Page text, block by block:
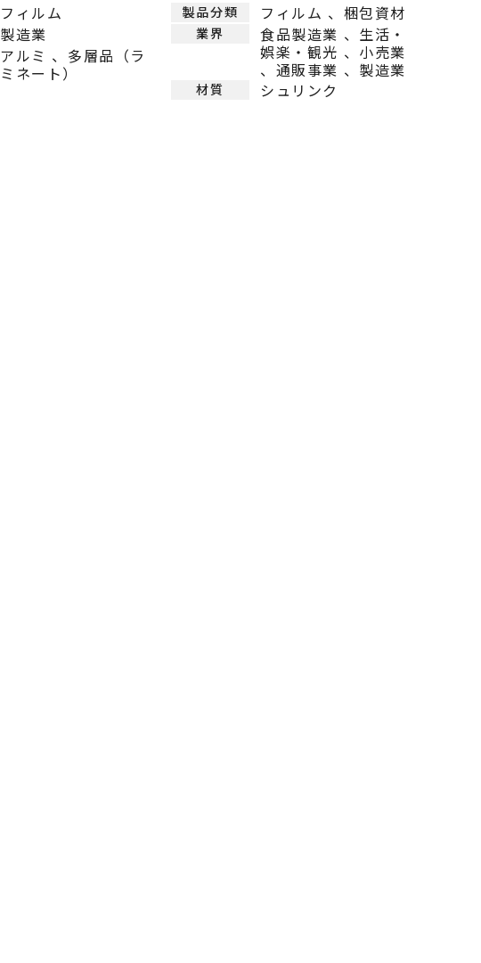
フィルム
製造業
アルミ
多層品（ラ
ミネート）
製品分類 フィルム 梱包資材
業界 食品製造業
生活・
娯楽・観光
小売業
通販事業
製造業
材質 シュリンク